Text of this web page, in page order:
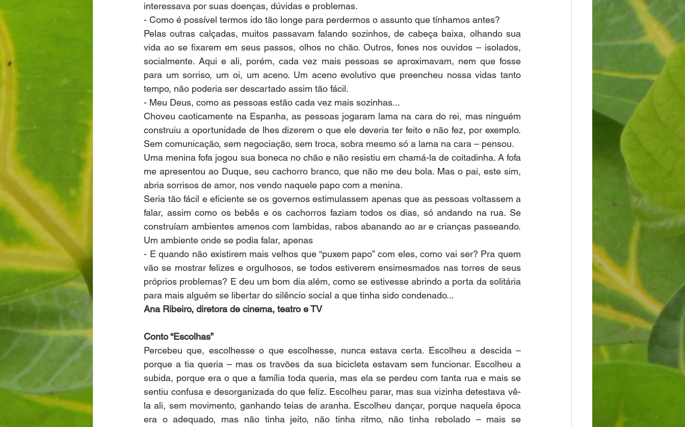
interessava por suas doenças, dúvidas e problemas.
- Como é possível termos ido tão longe para perdermos o assunto que tínhamos antes?
Pelas outras calçadas, muitos passavam falando sozinhos, de cabeça baixa, olhando sua
vida ao se fixarem em seus passos, olhos no chão. Outros, fones nos ouvidos – isolados,
socialmente. Aqui e ali, porém, cada vez mais pessoas se aproximavam, nem que fosse
para um sorriso, um oi, um aceno. Um aceno evolutivo que preencheu nossa vidas tanto
tempo, não poderia ser descartado assim tão fácil.
- Meu Deus, como as pessoas estão cada vez mais sozinhas...
Choveu caoticamente na Espanha, as pessoas jogaram lama na cara do rei, mas ninguém
construiu a oportunidade de lhes dizerem o que ele deveria ter feito e não fez, por exemplo.
Sem comunicação, sem negociação, sem troca, sobra mesmo só a lama na cara – pensou.
Uma menina fofa jogou sua boneca no chão e não resistiu em chamá-la de coitadinha. A fofa
me apresentou ao Duque, seu cachorro branco, que não me deu bola. Mas o pai, este sim,
abria sorrisos de amor, nos vendo naquele papo com a menina.
Seria tão fácil e eficiente se os governos estimulassem apenas que as pessoas voltassem a
falar, assim como os bebês e os cachorros faziam todos os dias, só andando na rua. Se
construíam ambientes amenos com lambidas, rabos abanando ao ar e crianças passeando.
Um ambiente onde se podia falar, apenas
- E quando não existirem mais velhos que “puxem papo” com eles, como vai ser? Pra quem
vão se mostrar felizes e orgulhosos, se todos estiverem ensimesmados nas torres de seus
próprios problemas? E deu um bom dia além, como se estivesse abrindo a porta da solitária
para mais alguém se libertar do silêncio social a que tinha sido condenado...
Ana Ribeiro, diretora de cinema, teatro e TV
Conto “Escolhas”
Percebeu que, escolhesse o que escolhesse, nunca estava certa. Escolheu a descida –
porque a tia queria – mas os travões da sua bicicleta estavam sem funcionar. Escolheu a
subida, porque era o que a família toda queria, mas ela se perdeu com tanta rua e mais se
sentiu confusa e desorganizada do que feliz. Escolheu parar, mas sua vizinha detestava vê-
la ali, sem movimento, ganhando teias de aranha. Escolheu dançar, porque naquela época
era o adequado, mas não tinha jeito, não tinha ritmo, não tinha rebolado – mais se